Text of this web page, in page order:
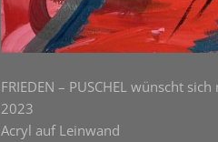
FRIEDEN – PUSCHEL wünscht
2023
Acryl auf Leinwand